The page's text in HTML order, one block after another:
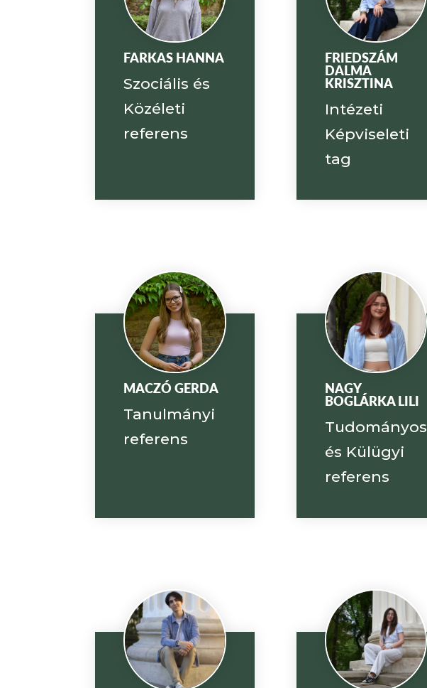
FARKAS HANNA
Szociális és
Közéleti
referens
FRIEDSZÁM
DALMA
KRISZTINA
Intézeti
Képviseleti
tag
MACZÓ GERDA
Tanulmányi
referens
NAGY
BOGLÁRKA LILI
Tudományos
és Külügyi
referens